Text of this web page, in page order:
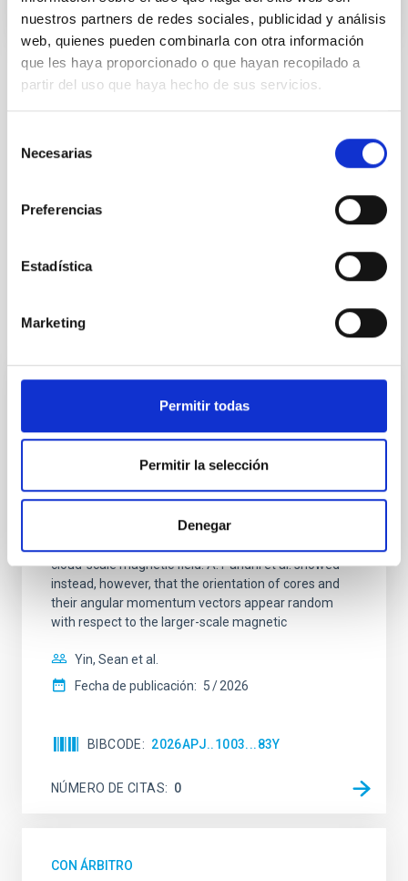
nuestros partners de redes sociales, publicidad y análisis
web, quienes pueden combinarla con otra información
que les haya proporcionado o que hayan recopilado a
partir del uso que haya hecho de sus servicios.
Necesarias
Preferencias
Estadística
Marketing
Permitir todas
Permitir la selección
Denegar
CON ÁRBITRO
Formación y Evolución de Galaxias (FYEG)
Te puede interesar
Magnetic Field Alignment with Dense
we expect to see alignments between the magnetic
cloud-scale magnetic field. A. Pandhi et al. showed
instead, however, that the orientation of cores and
their angular momentum vectors appear random
with respect to the larger-scale magnetic
Yin, Sean et al.
Fecha de publicación: 5 2026
BIBCODE 2026APJ..1003...83Y
NÚMERO DE CITAS 0
CON ÁRBITRO